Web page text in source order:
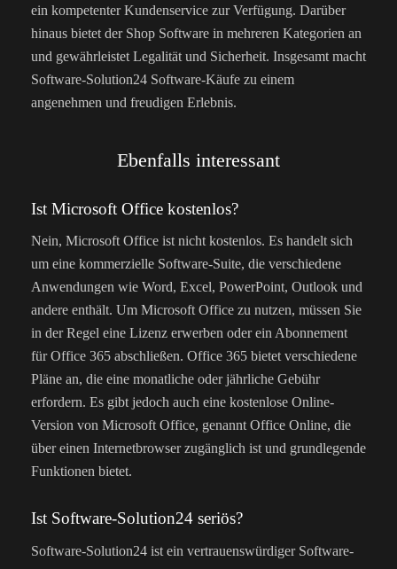
ein kompetenter Kundenservice zur Verfügung. Darüber
hinaus bietet der Shop Software in mehreren Kategorien an
und gewährleistet Legalität und Sicherheit. Insgesamt macht
Software-Solution24 Software-Käufe zu einem
angenehmen und freudigen Erlebnis.
Ebenfalls interessant
Ist Microsoft Office kostenlos?
Nein, Microsoft Office ist nicht kostenlos. Es handelt sich
um eine kommerzielle Software-Suite, die verschiedene
Anwendungen wie Word, Excel, PowerPoint, Outlook und
andere enthält. Um Microsoft Office zu nutzen, müssen Sie
in der Regel eine Lizenz erwerben oder ein Abonnement
für Office 365 abschließen. Office 365 bietet verschiedene
Pläne an, die eine monatliche oder jährliche Gebühr
erfordern. Es gibt jedoch auch eine kostenlose Online-
Version von Microsoft Office, genannt Office Online, die
über einen Internetbrowser zugänglich ist und grundlegende
Funktionen bietet.
Ist Software-Solution24 seriös?
Software-Solution24 ist ein vertrauenswürdiger Software-